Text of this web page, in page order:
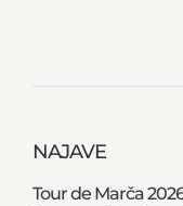
NAJAVE
Tour de Marča